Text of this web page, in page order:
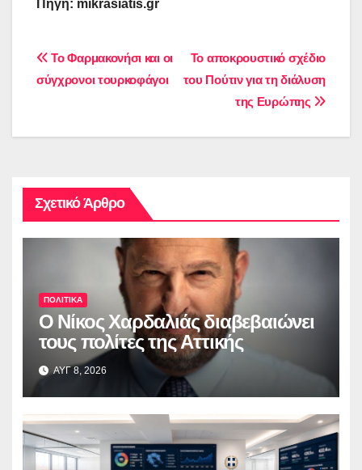
Πηγή: mikrasiatis.gr
Πλοήγηση
άρθρων
Το αποκρουστικό σχέδιο
του Πούτιν για τη διάλυση
της Ευρώπης
Το Φαρμακονήσι και οι
σύγχρονοι τουρκοφάγοι
Σχετικό Άρθρο
ΠΟΛΙΤΙΚΑ
O Νίκος Χαρδαλιάς διαβεβαιώνει
τους πολίτες της Αττικής
ΑΥΓ 8, 2026